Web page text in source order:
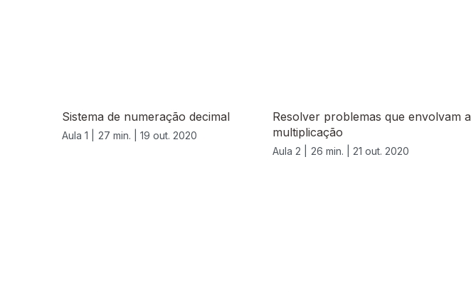
Sistema de numeração decimal
Aula 1 | 27 min. | 19 out. 2020
Resolver problemas que envolvam a
multiplicação
Aula 2 | 26 min. | 21 out. 2020